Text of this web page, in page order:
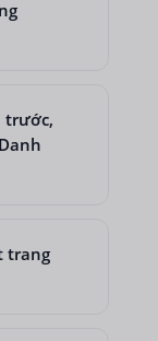
trước,
trang